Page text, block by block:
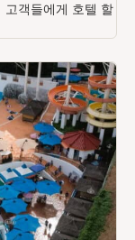
고객들에게 호텔 할